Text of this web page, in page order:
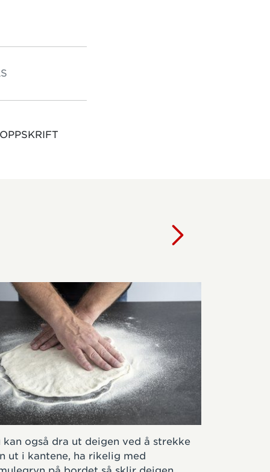
kan også dra ut deigen ved å strekke
ut i kantene, ha rikelig med